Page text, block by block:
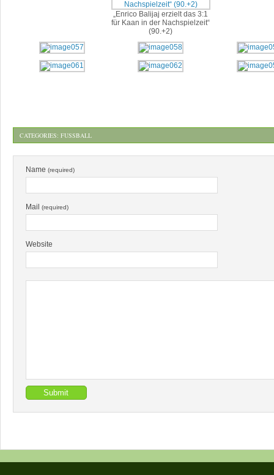
„Enrico Balijaj erzielt das 3:1
für Kaan in der Nachspielzeit“
(90.+2)
CATEGORIES: FUSSBALL
Name (required)
Mail (required)
Website